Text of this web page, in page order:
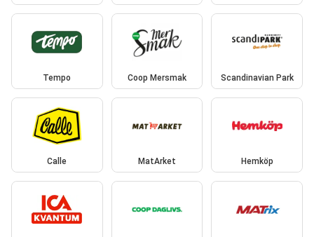
Tempo Coop Mersmak Scandinavian Park
Calle MatArket Hemköp